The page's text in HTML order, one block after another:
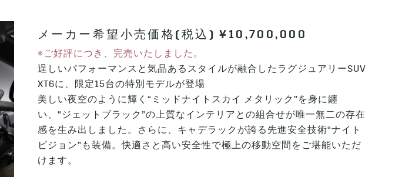
メーカー希望小売価格(税込) ¥10,700,000
※ご好評につき、完売いたしました。
逞しいパフォーマンスと気品あるスタイルが融合したラグジュアリーSUV
XT6に、限定15台の特別モデルが登場
美しい夜空のように輝く“ミッドナイトスカイ メタリック”を身に纏
い、“ジェットブラック”の上質なインテリアとの組合せが唯一無二の存在
感を生み出しました。さらに、キャデラックが誇る先進安全技術“ナイト
ビジョン”も装備。快適さと高い安全性で極上の移動空間をご堪能いただ
けます。